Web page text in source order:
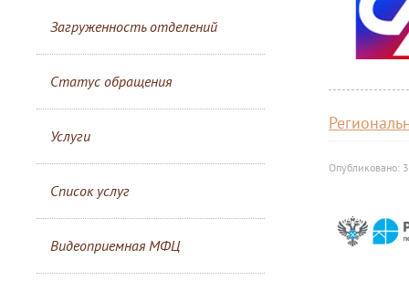
Загруженность отделений
Статус обращения
Услуги
Список услуг
Видеоприемная МФЦ
Опубликовано: